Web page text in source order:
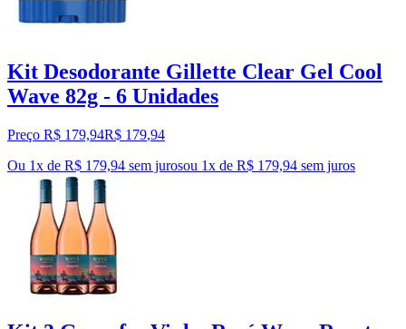
Kit Desodorante Gillette Clear Gel Cool
Wave 82g - 6 Unidades
Preço R$ 179,94R$ 179,94
Ou 1x de R$ 179,94 sem jurosou 1x de R$ 179,94 sem juros